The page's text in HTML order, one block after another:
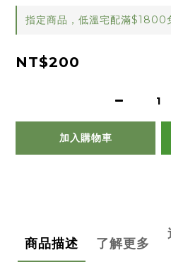
指定商品，低溫宅配滿$1800
NT$200
加入購物車
商品描述 了解更多